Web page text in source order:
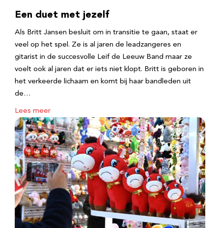
Een duet met jezelf
Als Britt Jansen besluit om in transitie te gaan, staat er
veel op het spel. Ze is al jaren de leadzangeres en
gitarist in de succesvolle Leif de Leeuw Band maar ze
voelt ook al jaren dat er iets niet klopt. Britt is geboren in
het verkeerde lichaam en komt bij haar bandleden uit
de…
Lees meer